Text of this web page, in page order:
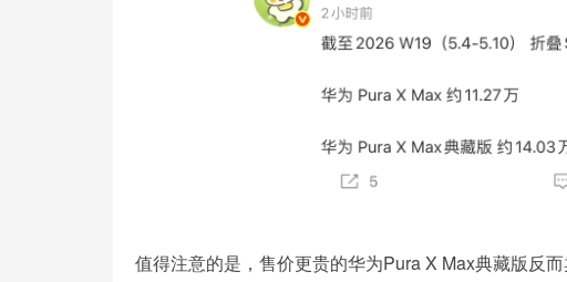
值得注意的是，售价更贵的华为Pura X Max典藏版反而